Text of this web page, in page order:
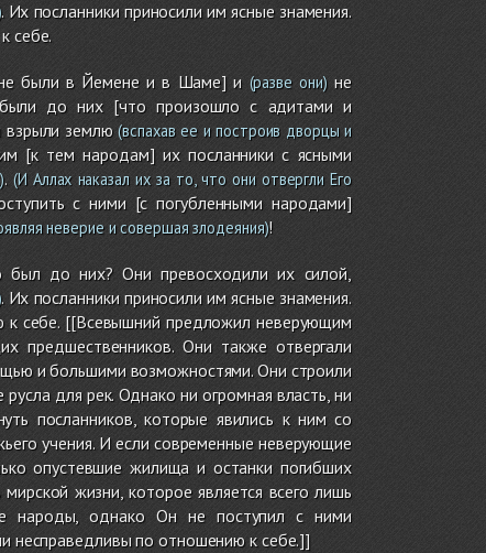
. Их посланники приносили им ясные знамения.
себе.
не были в Йемене и в Шаме] и (разве они)не
до них [что произошло с адитами и
взрыли землю(вспахав ее и построив дворцы и
[к тем народам] их посланники с ясными
.(И Аллах наказал их за то, что они отвергли Его
с ними [с погубленными народами]
неверие и совершая злодеяния)!
до них? Они превосходили их силой,
. Их посланники приносили им ясные знамения.
к себе. [[Всевышний предложил неверующим
предшественников. Они также отвергали
и большими возможностями. Они строили
для рек. Однако ни огромная власть, ни
посланников, которые явились к ним со
учения. И если современные неверующие
опустевшие жилища и останки погибших
жизни, которое является всего лишь
народы, однако Он не поступил с ними
несправедливы по отношению к себе.]]